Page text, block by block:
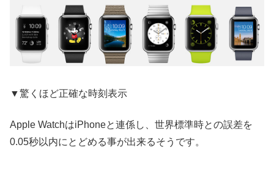
▼驚くほど正確な時刻表示
Apple WatchはiPhoneと連係し、世界標準時との誤差を
0.05秒以内にとどめる事が出来るそうです。